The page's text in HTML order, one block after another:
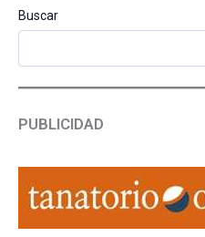
Buscar
PUBLICIDAD